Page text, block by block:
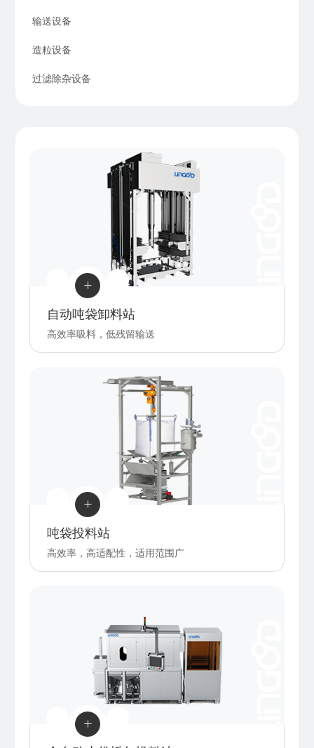
输送设备
造粒设备
过滤除杂设备

自动吨袋卸料站
高效率吸料，低残留输送

吨袋投料站
高效率，高适配性，适用范围广
